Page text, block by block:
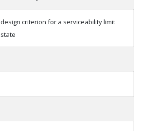
design criterion for a serviceability limit
state